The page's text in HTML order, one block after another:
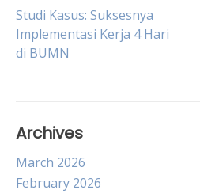
Post
navigation
Studi Kasus: Suksesnya
Implementasi Kerja 4 Hari
di BUMN
Archives
March 2026
February 2026